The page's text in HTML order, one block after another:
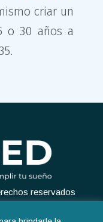
criar un
o 30 años a
reservados